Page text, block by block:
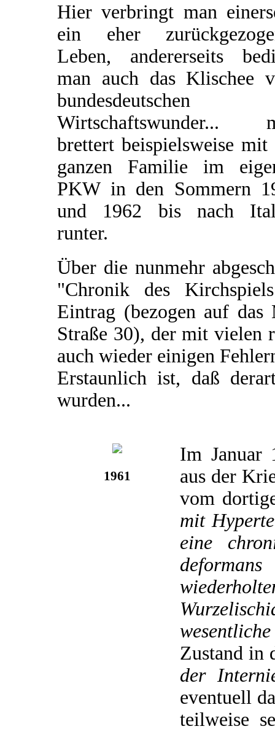
Hier verbringt man
ein eher
Leben, andererseits
man auch das Klischee
bundesdeutschen
Wirtschaftswunder...
brettert beispielsweise mit
ganzen Familie im
PKW in den Sommern
und 1962 bis nach
runter.
Über die nunmehr
"Chronik des
Eintrag (bezogen auf
Straße 30), der mit vielen
auch wieder einigen
Erstaunlich ist, daß
wurden...
1961
Im Januar
aus der
vom
mit
eine
Zustand in
der
eventuell
teilweise